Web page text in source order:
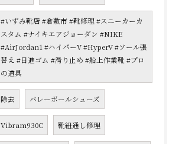
#いずみ靴店 #倉敷市 #靴修理 #スニーカーカ
スタム #ナイキエアジョーダン #NIKE
#AirJordan1 #ハイパーV #HyperV #ソール張
替え #日進ゴム #滑り止め #船上作業靴 #プロ
の道具
除去 バレーボールシューズ
Vibram930C 靴紐通し修理